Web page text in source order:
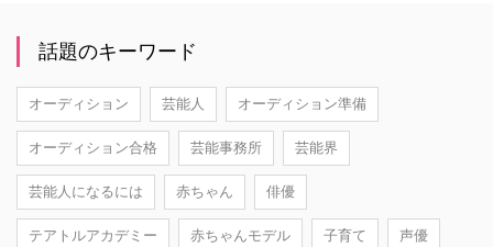
話題のキーワード
オーディション 芸能人 オーディション準備
オーディション合格 芸能事務所 芸能界
芸能人になるには 赤ちゃん 俳優
テアトルアカデミー 赤ちゃんモデル 子育て 声優